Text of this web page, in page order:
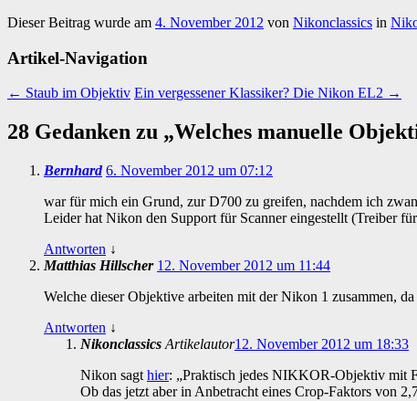
Dieser Beitrag wurde am 4. November 2012 von Nikonclassics in
Artikel-Navigation
← Staub im Objektiv Ein vergessener Klassiker? Die Nikon EL2 →
28 Gedanken zu „Welches manuelle
Bernhard 6. November 2012 um 07:12
war für mich ein Grund, zur D700 zu greifen, nachdem ich
Leider hat Nikon den Support für Scanner eingestellt (Treiber
Antworten ↓
Matthias Hillscher 12. November 2012 um 11:44
Welche dieser Objektive arbeiten mit der Nikon 1 zusammen,
Antworten ↓
Nikonclassics Artikelautor12. November 2012 um 18:33
Nikon sagt hier: „Praktisch jedes NIKKOR-Objektiv mit
Ob das jetzt aber in Anbetracht eines Crop-Faktors von